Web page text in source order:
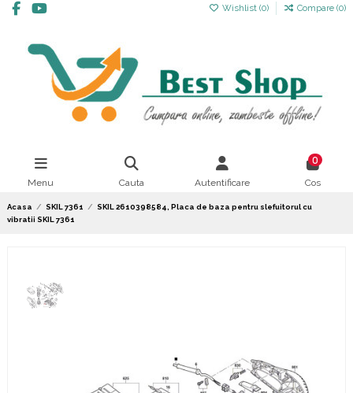
Wishlist (0) Compare (0)
Menu Cauta Autentificare
0
Cos
Acasa SKIL 7361
SKIL 2610398584, Placa de baza pentru slefuitorul cu
vibratii SKIL 7361